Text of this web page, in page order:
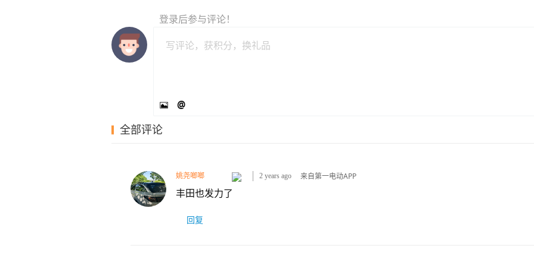
登录后参与评论！
@
全部评论
姚尧啷啷 2 years ago
来自第一电动APP
丰田也发力了
回复